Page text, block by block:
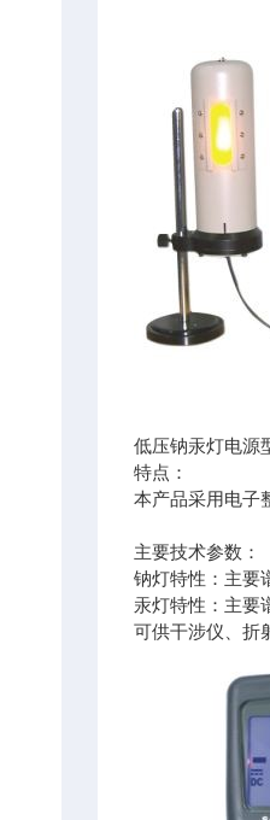
低压钠汞灯电源
特点：
本产品采用电子
主要技术参数：
钠灯特性：主要
汞灯特性：主要
可供干涉仪、折